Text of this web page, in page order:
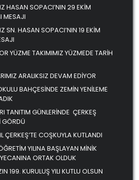
HASAN SOPACI’NIN 29 EKİM
MESAJI
SN. HASAN SOPACI’NIN 19 EKİM
YÜZME TAKIMIMIZ YÜZMEDE TARİH
ARALIKSIZ DEVAM EDİYOR
BAHÇESİNDE ZEMİN YENİLEME
TANITIM GÜNLERİNDE ÇERKEŞ
GÖRDÜ
ÇERKEŞ’TE COŞKUYLA KUTLANDI
YILINA BAŞLAYAN MİNİK
ORTAK OLDUK
199. KURULUŞ YILI KUTLU OLSUN